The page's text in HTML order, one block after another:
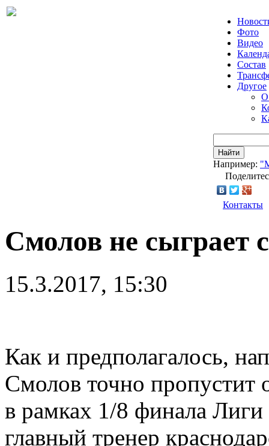
Фото
Видео
Состав
Другое
О
Найти
Например:
Контакты
Смолов не сыграет
15.3.2017, 15:30
Как и предполагалось,
Смолов точно пропустит
в рамках 1/8 финала
главный тренер